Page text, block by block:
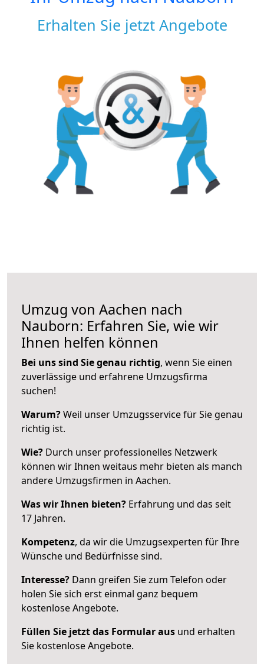
Erhalten Sie jetzt Angebote
Umzug von Aachen nach
Nauborn: Erfahren Sie, wie wir
Ihnen helfen können
Bei uns sind Sie genau richtig, wenn Sie einen
zuverlässige und erfahrene Umzugsfirma
suchen!
Warum?Weil unser Umzugsservice für Sie genau
richtig ist.
Wie? Durch unser professionelles Netzwerk
können wir Ihnen weitaus mehr bieten als manch
andere Umzugsfirmen in Aachen.
Was wir Ihnen bieten? Erfahrung und das seit
17 Jahren.
Kompetenz, da wir die Umzugsexperten für Ihre
Wünsche und Bedürfnisse sind.
Interesse? Dann greifen Sie zum Telefon oder
holen Sie sich erst einmal ganz bequem
kostenlose Angebote.
Füllen Sie jetzt das Formular aus und erhalten
Sie kostenlose Angebote.